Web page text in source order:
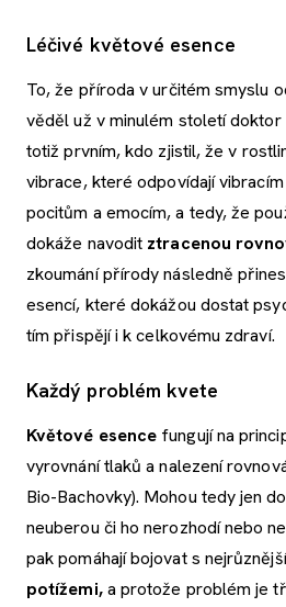
Léčivé květové esence
To, že příroda v určitém smyslu
věděl už v minulém století doktor
totiž prvním, kdo zjistil, že v
vibrace, které odpovídají
pocitům a emocím, a tedy, že
dokáže navodit ztracenou
zkoumání přírody následně
esencí, které dokážou dostat
tím přispějí i k celkovému zdraví.
Každý problém kvete
Květové esence fungují na
vyrovnání tlaků a nalezení
Bio-Bachovky). Mohou tedy jen
neuberou či ho nerozhodí nebo
pak pomáhají bojovat s
potížemi,a protože problém je